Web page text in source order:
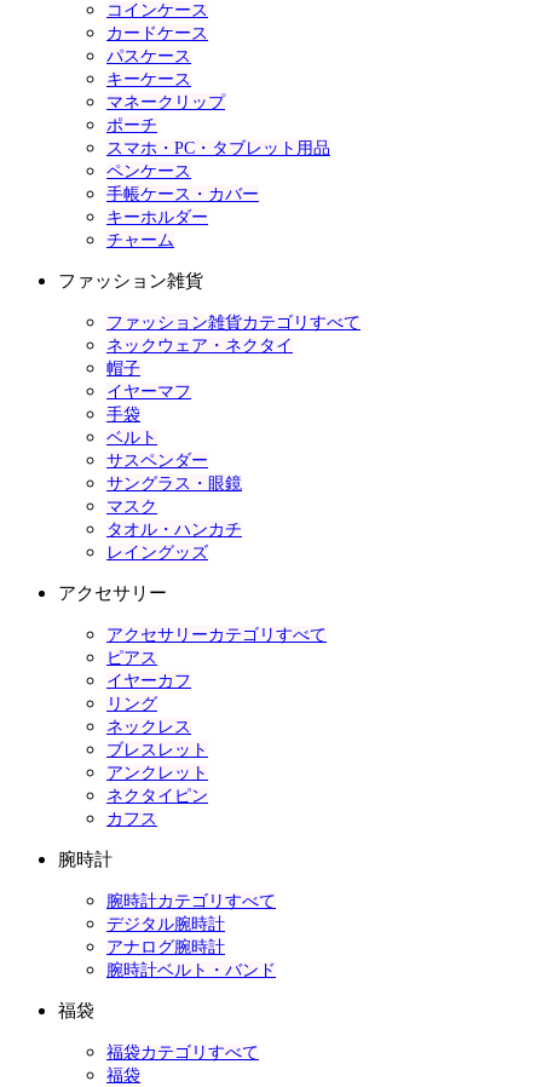
コインケース
カードケース
パスケース
キーケース
マネークリップ
ポーチ
スマホ・PC・タブレット用品
ペンケース
手帳ケース・カバー
キーホルダー
チャーム
ファッション雑貨
ファッション雑貨カテゴリすべて
ネックウェア・ネクタイ
帽子
イヤーマフ
手袋
ベルト
サスペンダー
サングラス・眼鏡
マスク
タオル・ハンカチ
レイングッズ
アクセサリー
アクセサリーカテゴリすべて
ピアス
イヤーカフ
リング
ネックレス
ブレスレット
アンクレット
ネクタイピン
カフス
腕時計
腕時計カテゴリすべて
デジタル腕時計
アナログ腕時計
腕時計ベルト・バンド
福袋
福袋カテゴリすべて
福袋